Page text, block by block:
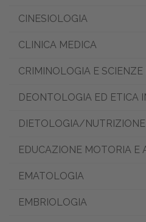
CINESIOLOGIA
CLINICA MEDICA
CRIMINOLOGIA E SCIENZE
DEONTOLOGIA ED ETICA
DIETOLOGIA/NUTRIZIONE
EDUCAZIONE MOTORIA E
EMATOLOGIA
EMBRIOLOGIA